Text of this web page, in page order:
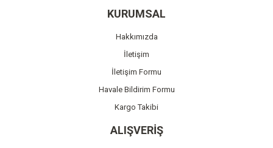
Ürün bilgilerinde hatalar bulunuyor.
Ürün fiyatı diğer sitelerden daha pahalı.
Bu ürüne benzer farklı alternatifler olmalı.
KURUMSAL
Hakkımızda
İletişim
İletişim Formu
Havale Bildirim Formu
Kargo Takibi
ALIŞVERİŞ